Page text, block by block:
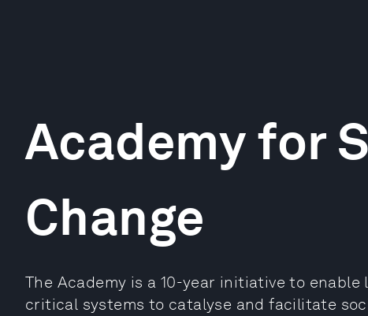
Academy for
Change
The Academy is a 10-year initiative to
critical systems to catalyse and facilitate